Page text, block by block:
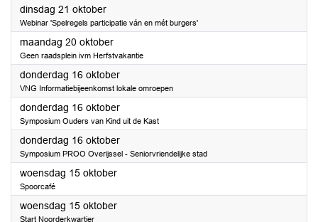
dinsdag 21 oktober2025
Webinar 'Spelregels participatie ván en mét burgers'
maandag 20 oktober2025
Geen raadsplein ivm Herfstvakantie
donderdag 16 oktober2025
VNG Informatiebijeenkomst lokale omroepen
donderdag 16 oktober2025
Symposium Ouders van Kind uit de Kast
donderdag 16 oktober2025
Symposium PROO Overijssel - Seniorvriendelijke stad
woensdag 15 oktober2025
Spoorcafé
woensdag 15 oktober2025
Start Noorderkwartier